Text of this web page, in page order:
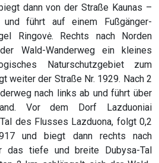
dann von der Straße Kaunas –
und führt auf einem Fußgänger-
Ringovė. Rechts nach Norden
Wald-Wanderweg ein kleines
Naturschutzgebiet zum
weiter der Straße Nr. 1929. Nach 2
nach links ab und führt über
Vor dem Dorf Lazduoniai
des Flusses Lazduona, folgt 0,2
und biegt dann rechts nach
das tiefe und breite Dubysa-Tal